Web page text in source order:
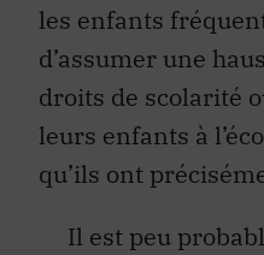
les enfants
d’assumer une
droits de scolarité
leurs enfants à
qu’ils ont
Il est peu